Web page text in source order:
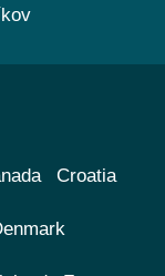
Croatia